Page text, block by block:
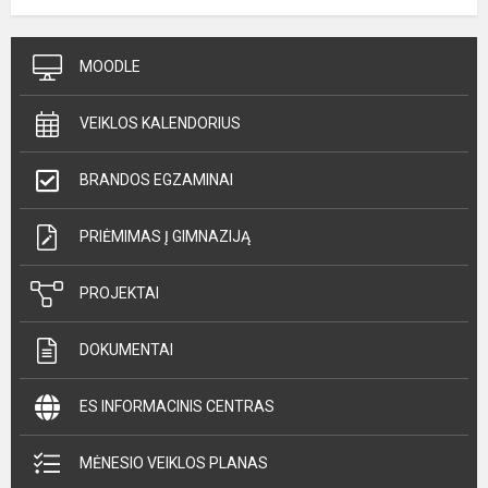
MOODLE
VEIKLOS KALENDORIUS
BRANDOS EGZAMINAI
PRIĖMIMAS Į GIMNAZIJĄ
PROJEKTAI
DOKUMENTAI
ES INFORMACINIS CENTRAS
MĖNESIO VEIKLOS PLANAS